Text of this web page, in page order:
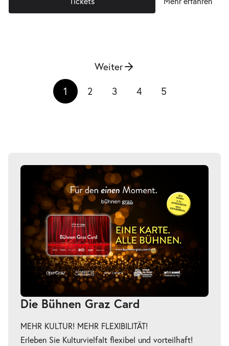
1 2 3 4 5
Weiter
Die Bühnen Graz Card
MEHR KULTUR! MEHR FLEXIBILITÄT!
Erleben Sie Kulturvielfalt flexibel und vorteilhaft!